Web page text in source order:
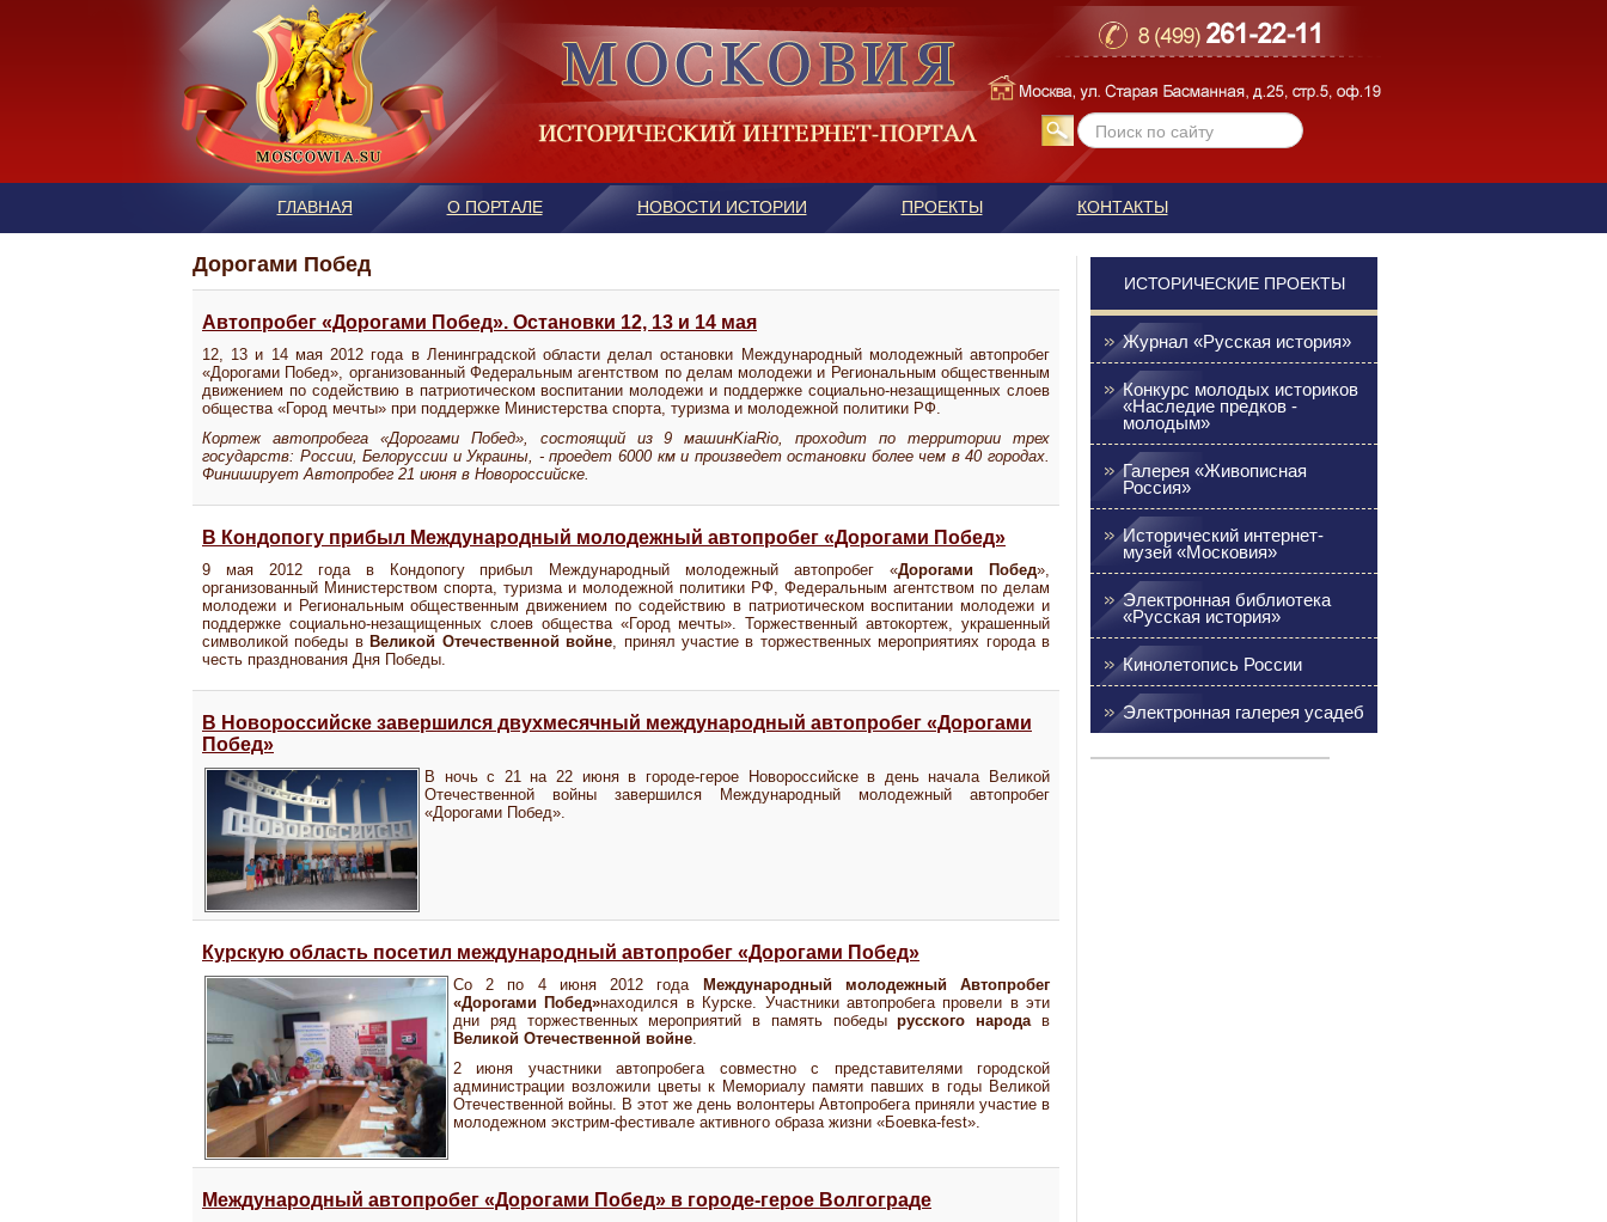
ГЛАВНАЯ О ПОРТАЛЕ НОВОСТИ ИСТОРИИ ПРОЕКТЫ КОНТАКТЫ
ИСТОРИЧЕСКИЕ ПРОЕКТЫ
Журнал «Русская история»
Конкурс молодых историков
«Наследие предков -
молодым»
Галерея «Живописная
Россия»
Исторический интернет-
музей «Московия»
Электронная библиотека
«Русская история»
Кинолетопись России
Электронная галерея усадеб
Дорогами Побед
Автопробег «Дорогами Побед». Остановки 12, 13 и 14 мая
12, 13 и 14 мая 2012 года в Ленинградской области делал остановки Международный молодежный автопробег
«Дорогами Побед», организованный Федеральным агентством по делам молодежи и Региональным общественным
движением по содействию в патриотическом воспитании молодежи и поддержке социально-незащищенных слоев
общества «Город мечты» при поддержке Министерства спорта, туризма и молодежной политики РФ.
Кортеж автопробега «Дорогами Побед», состоящий из 9 машинKiaRio, проходит по территории трех
государств: России, Белоруссии и Украины, - проедет 6000 км и произведет остановки более чем в 40 городах.
Финиширует Автопробег 21 июня в Новороссийске.
В Кондопогу прибыл Международный молодежный автопробег «Дорогами Побед»
9 мая 2012 года в Кондопогу прибыл Международный молодежный автопробег «Дорогами Побед»,
организованный Министерством спорта, туризма и молодежной политики РФ, Федеральным агентством по делам
молодежи и Региональным общественным движением по содействию в патриотическом воспитании молодежи и
поддержке социально-незащищенных слоев общества «Город мечты». Торжественный автокортеж, украшенный
символикой победы в Великой Отечественной войне, принял участие в торжественных мероприятиях города в
честь празднования Дня Победы.
В Новороссийске завершился двухмесячный международный автопробег «Дорогами
Побед»
В ночь с 21 на 22 июня в городе-герое Новороссийске в день начала Великой
Отечественной войны завершился Международный молодежный автопробег
«Дорогами Побед».
Курскую область посетил международный автопробег «Дорогами Побед»
Со 2 по 4 июня 2012 года
Международный молодежный Автопробег
«Дорогами Побед»находился в Курске. Участники автопробега провели в эти
дни ряд торжественных мероприятий в память победырусского народав
Великой Отечественной войне.
2 июня участники автопробега совместно с представителями городской
администрации возложили цветы к Мемориалу памяти павших в годы Великой
Отечественной войны. В этот же день волонтеры Автопробега приняли участие в
молодежном экстрим-фестивале активного образа жизни «Боевка-fest».
Международный автопробег «Дорогами Побед» в городе-герое Волгограде